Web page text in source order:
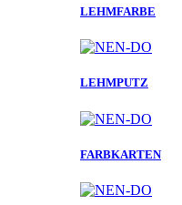
LEHMFARBE
LEHMPUTZ
FARBKARTEN